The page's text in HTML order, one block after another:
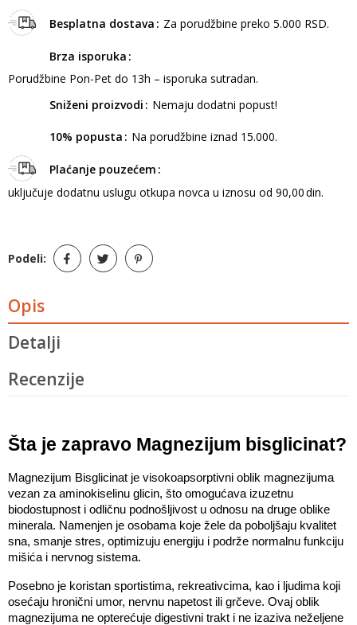
Besplatna dostava Za porudžbine preko 5.000 RSD.
Brza isporuka
Porudžbine Pon-Pet do 13h – isporuka sutradan.
Sniženi proizvodi
Nemaju dodatni popust!
10% popusta Na porudžbine iznad 15.000.
Plaćanje pouzećem
uključuje dodatnu uslugu otkupa novca u iznosu od 90,00 din.
Podeli:
Opis
Detalji
Recenzije
Šta je zapravo Magnezijum bisglicinat?
Magnezijum Bisglicinat je visokoapsorptivni oblik magnezijuma
vezan za aminokiselinu glicin, što omogućava izuzetnu
biodostupnost i odličnu podnošljivost u odnosu na druge oblike
minerala. Namenjen je osobama koje žele da poboljšaju kvalitet
sna, smanje stres, optimizuju energiju i podrže normalnu funkciju
mišića i nervnog sistema.
Posebno je koristan sportistima, rekreativcima, kao i ljudima koji
osećaju hronični umor, nervnu napetost ili grčeve. Ovaj oblik
magnezijuma ne opterećuje digestivni trakt i ne izaziva neželjene